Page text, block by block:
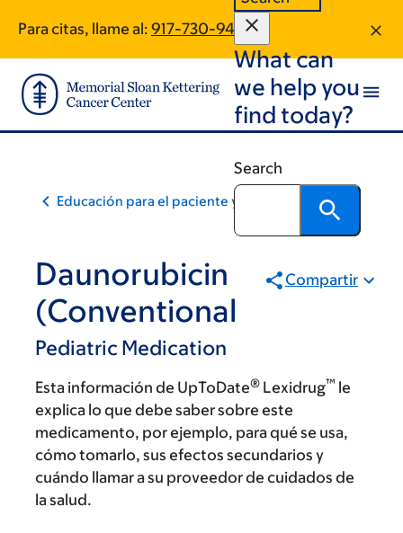
main
content
footer
Para citas, llame al: 917-730-9425
What can
we help you
find today?
Search
Educación para el paciente y la comunidad
Daunorubicin
(Conventional
Pediatric Medication
Compartir
Esta información de UpToDate® Lexidrug™ le
explica lo que debe saber sobre este
medicamento, por ejemplo, para qué se usa,
cómo tomarlo, sus efectos secundarios y
cuándo llamar a su proveedor de cuidados de
la salud.